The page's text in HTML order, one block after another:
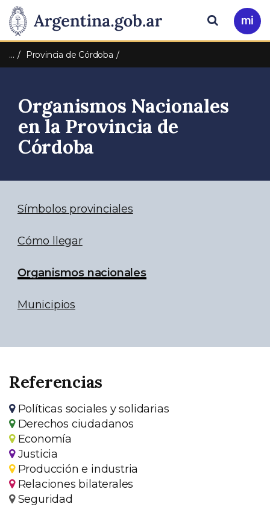
Presidencia
de
Nación
Pasar al contenido principal
Ir
a
Buscar
… Provincia de Córdoba
Organismos Nacionales
en la Provincia de
Córdoba
Símbolos provinciales
Cómo llegar
Organismos nacionales
Municipios
Referencias
Políticas sociales y solidarias
Derechos ciudadanos
Economía
Justicia
Producción e industria
Relaciones bilaterales
Seguridad